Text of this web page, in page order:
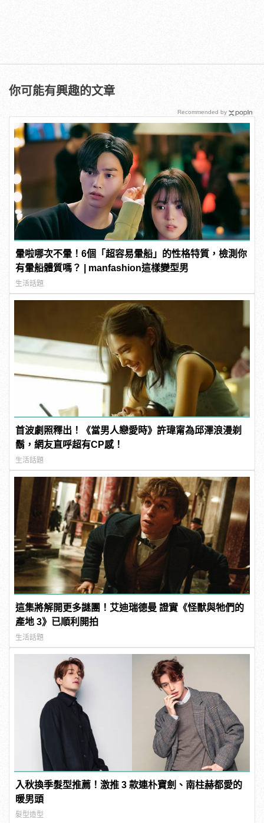
你可能有興趣的文章
暈啦哪次不暈！6個「超容易暈船」的性格特質，檢測你
有暈船體質嗎？ | manfashion這樣變型男
生活話題
首波劇照釋出！《當男人戀愛時》許瑋甯為邱澤浪漫剃
鬍，網友直呼超有CP感！
生活話題
這集將解開更多謎團！艾迪瑞德曼 證實《怪獸與牠們的
產地 3》已順利開拍
生活話題
入秋換季髮型推薦！激推 3 款連朴寶劍、南柱赫都愛的
暖男頭
髮型造型
Recommended by